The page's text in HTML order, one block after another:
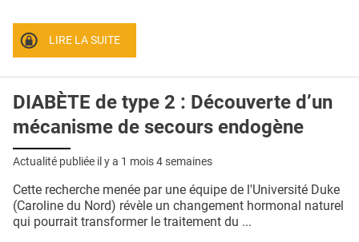
CONDITIONS GÉNÉRALES
CRÉDITS
LIRE LA SUITE
DIABÈTE de type 2 : Découverte d’un
mécanisme de secours endogène
Actualité publiée il y a 1 mois 4 semaines
Cette recherche menée par une équipe de l'Université Duke
(Caroline du Nord) révèle un changement hormonal naturel
qui pourrait transformer le traitement du ...